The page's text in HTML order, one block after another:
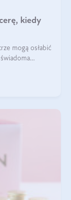
kiedy
mogą osłabić